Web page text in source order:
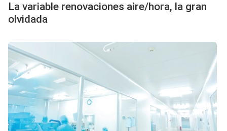
La variable renovaciones aire/hora, la gran
olvidada